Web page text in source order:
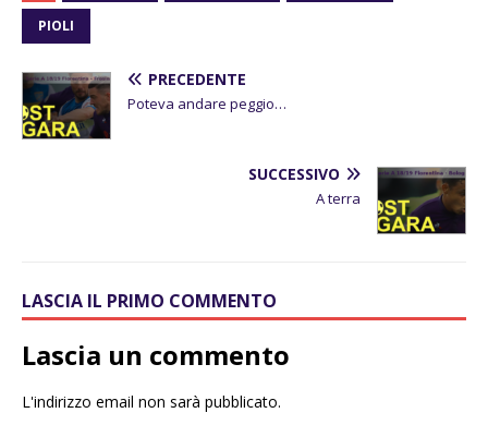
PIOLI
PRECEDENTE
Poteva andare peggio…
SUCCESSIVO
A terra
LASCIA IL PRIMO COMMENTO
Lascia un commento
L'indirizzo email non sarà pubblicato.